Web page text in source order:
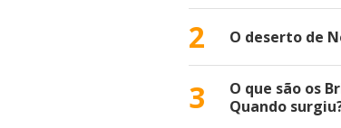
2 O deserto de
3
O que são os
Quando